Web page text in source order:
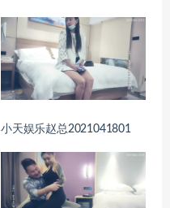
小天娱乐赵总2021041801